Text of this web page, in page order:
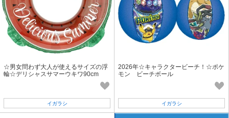
☆男女問わず大人が使えるサイズの浮
輪☆デリシャスサマーウキワ90cm
イガラシ
2026年☆キャラクタービーチ！☆ポケ
モン ビーチボール
イガラシ